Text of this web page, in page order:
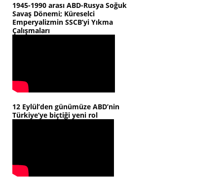
1945-1990 arası ABD-Rusya Soğuk
Savaş Dönemi; Küreselci
Emperyalizmin SSCB’yi Yıkma
Çalışmaları
12 Eylül’den günümüze ABD’nin
Türkiye’ye biçtiği yeni rol